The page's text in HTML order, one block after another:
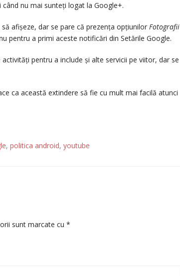
nu mai sunteți logat la Google+.
afișeze, dar se pare că prezența opțiunilor Fotografii
pentru a primi aceste notificări din Setările Google.
pentru a include și alte servicii pe viitor, dar se
ca această extindere să fie cu mult mai facilă atunci
, politica android, youtube
sunt marcate cu *